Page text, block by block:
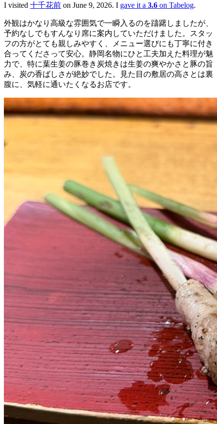
I visited 十千花前 on June 9, 2026. I gave it a 3.6 on Tabelog.
外観はかなり高級な雰囲気で一瞬入るのを躊躇しましたが、
予約なしでもすんなり席に案内していただけました。スタッ
フの方がとても親しみやすく、メニュー選びにも丁寧に付き
合ってくださって安心。静岡名物にひと工夫加えた料理が魅
力で、特に葉生姜の豚巻き炭焼きは生姜の爽やかさと豚の旨
み、炭の香ばしさが絶妙でした。見た目の敷居の高さとは裏
腹に、気軽に通いたくなるお店です。